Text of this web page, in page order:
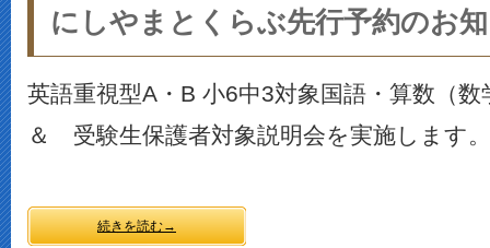
にしやまとくらぶ先行予約のお
英語重視型A・B 小6中3対象国語・算数（
＆ 受験生保護者対象説明会を実施します。
続きを読む→